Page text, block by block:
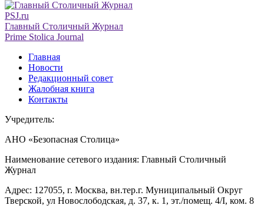
PSJ.ru
Главный Столичный Журнал
Prime Stolica Journal
Главная
Новости
Редакционный совет
Жалобная книга
Контакты
Учредитель:
АНО «Безопасная Столица»
Наименование сетевого издания: Главный Столичный
Журнал
Адрес: 127055, г. Москва, вн.тер.г. Муниципальный Округ
Тверской, ул Новослободская, д. 37, к. 1, эт./помещ. 4/I, ком. 8